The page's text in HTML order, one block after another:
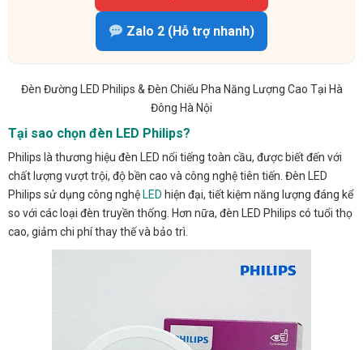
Zalo 2 (Hỗ trợ nhanh)
Đèn Đường LED Philips & Đèn Chiếu Pha Năng Lượng Cao Tại Hà
Đông Hà Nội
Tại sao chọn đèn LED Philips?
Philips là thương hiệu đèn LED nổi tiếng toàn cầu, được biết đến với
chất lượng vượt trội, độ bền cao và công nghệ tiên tiến. Đèn LED
Philips sử dụng công nghệ LED hiện đại, tiết kiệm năng lượng đáng kể
so với các loại đèn truyền thống. Hơn nữa, đèn LED Philips có tuổi thọ
cao, giảm chi phí thay thế và bảo trì.